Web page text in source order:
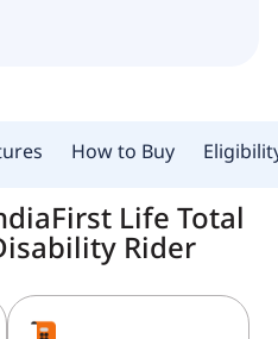
How to Buy
Life Total
Rider